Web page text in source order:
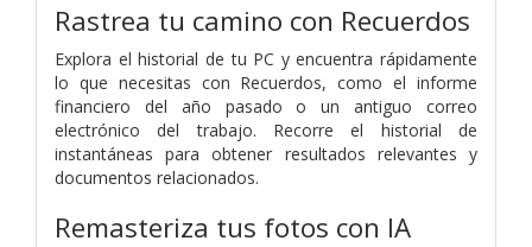
Rastrea tu camino con Recuerdos
Explora el historial de tu PC y encuentra rápidamente
lo que necesitas con Recuerdos, como el informe
financiero del año pasado o un antiguo correo
electrónico del trabajo. Recorre el historial de
instantáneas para obtener resultados relevantes y
documentos relacionados.
Remasteriza tus fotos con IA